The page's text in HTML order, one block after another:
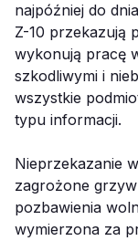
najpóźniej do
Z-10 przekazują
wykonują pracę
szkodliwymi i
wszystkie
typu informacji.
Nieprzekazanie
zagrożone
pozbawienia
wymierzona za